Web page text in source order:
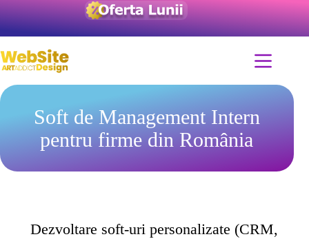
Soft de Management Intern
pentru firme din România
Dezvoltare soft-uri personalizate (CRM,